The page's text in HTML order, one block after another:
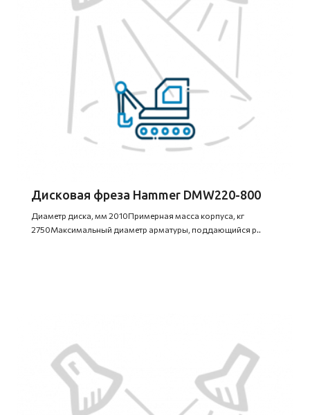
Дисковая фреза Hammer DMW220-800
Диаметр диска, мм 2010Примерная масса корпуса, кг
2750Максимальный диаметр арматуры, поддающийся р..